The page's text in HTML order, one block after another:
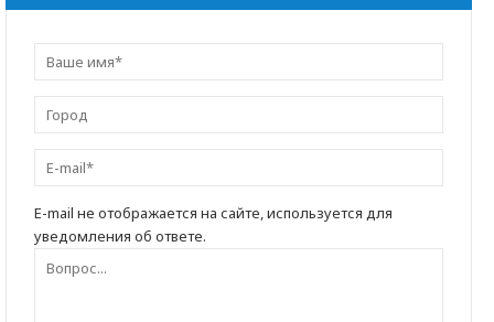
E-mail не отображается на сайте, используется для
уведомления об ответе.